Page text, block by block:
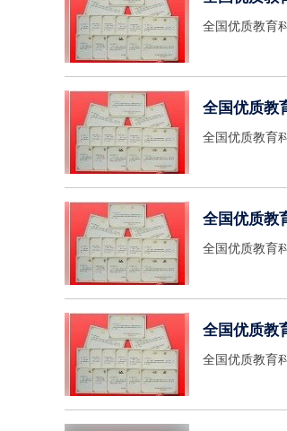
全国优质教育
全国优质
全国优质教育
全国优质教
全国优质教育
全国优质
全国优质教育